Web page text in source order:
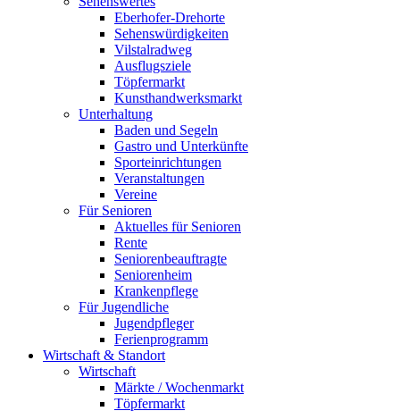
Eberhofer-Drehorte
Sehenswürdigkeiten
Vilstalradweg
Ausflugsziele
Töpfermarkt
Kunsthandwerksmarkt
Unterhaltung
Baden und Segeln
Gastro und Unterkünfte
Sporteinrichtungen
Veranstaltungen
Vereine
Für Senioren
Aktuelles für Senioren
Rente
Seniorenbeauftragte
Seniorenheim
Krankenpflege
Für Jugendliche
Jugendpfleger
Ferienprogramm
Wirtschaft & Standort
Wirtschaft
Märkte / Wochenmarkt
Töpfermarkt